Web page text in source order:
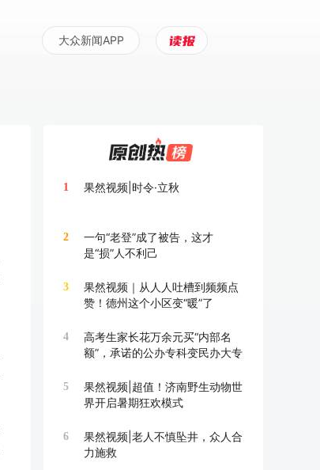
大众新闻APP
1 果然视频|时令·立秋
2
一句“老登”成了被告，这才
是“损”人不利己
3
果然视频｜从人人吐槽到频频点
赞！德州这个小区变“暖”了
4
高考生家长花万余元买“内部名
额”，承诺的公办专科变民办大专
5
果然视频|超值！济南野生动物世
界开启暑期狂欢模式
6
果然视频|老人不慎坠井，众人合
力施救